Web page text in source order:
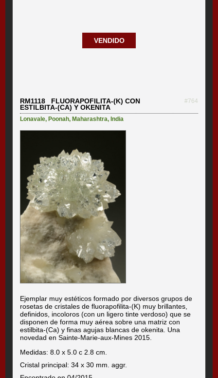
VENDIDO
RM1118 FLUORAPOFILITA-(K) CON
ESTILBITA-(CA) Y OKENITA
#764
Lonavale, Poonah, Maharashtra, India
Ejemplar muy estéticos formado por diversos grupos de
rosetas de cristales de fluorapofilita-(K) muy brillantes,
definidos, incoloros (con un ligero tinte verdoso) que se
disponen de forma muy aérea sobre una matriz con
estilbita-(Ca) y finas agujas blancas de okenita. Una
novedad en Sainte-Marie-aux-Mines 2015.
Medidas: 8.0 x 5.0 c 2.8 cm.
Cristal principal: 34 x 30 mm. aggr.